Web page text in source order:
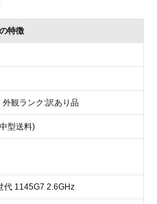
特徴
観ランク:訳あり品
型送料)
代 1145G7 2.6GHz